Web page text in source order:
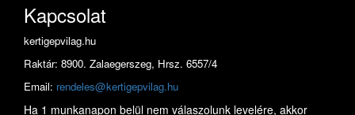
Kapcsolat
kertigepvilag.hu
Raktár: 8900. Zalaegerszeg, Hrsz. 6557/4
Email: rendeles@kertigepvilag.hu
Ha 1 munkanapon belül nem válaszolunk levelére, akkor